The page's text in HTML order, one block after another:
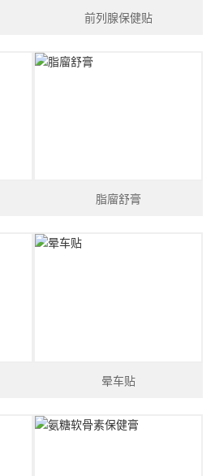
前列腺保健贴
脂廇舒膏
晕车贴